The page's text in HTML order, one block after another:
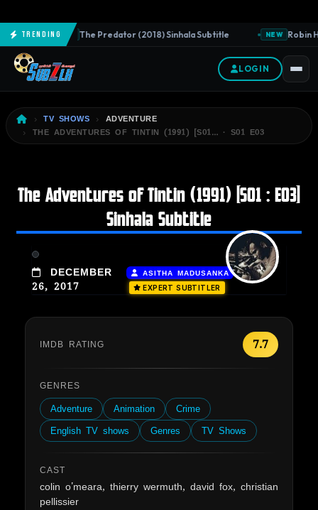
TrendingNEW The Predator (2018) Sinhala Subtitle NEW Robin
LOGIN
TV SHOWS
ADVENTURE
THE ADVENTURES OF TINTIN (1991) [S01… · S01 E03
The Adventures of Tintin (1991) [S01 : E03]
Sinhala Subtitle
DECEMBER
26, 2017
ASITHA MADUSANKA |
EXPERT SUBTITLER
IMDB RATING 7.7
GENRES
Adventure Animation
Crime
English TV shows
Genres TV Shows
CAST
colin o'meara, thierry wermuth, david fox, christian
pellissier